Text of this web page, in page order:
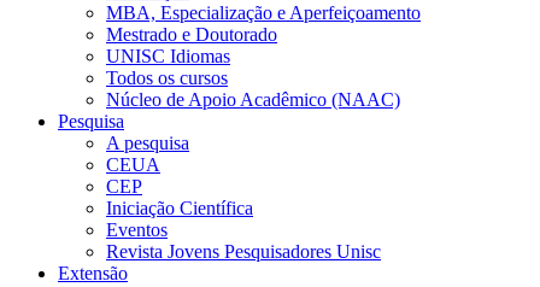
MBA, Especialização e Aperfeiçoamento
Mestrado e Doutorado
UNISC Idiomas
Todos os cursos
Núcleo de Apoio Acadêmico (NAAC)
Pesquisa
A pesquisa
CEUA
CEP
Iniciação Científica
Eventos
Revista Jovens Pesquisadores Unisc
Extensão